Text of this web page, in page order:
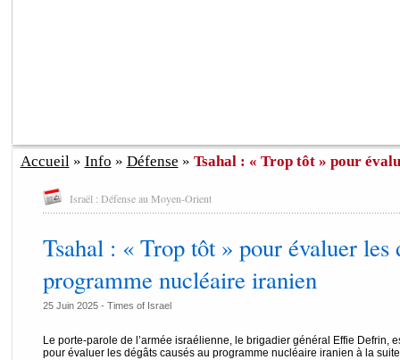
Accueil» Info » Défense » Tsahal : « Trop tôt » pour
Israël : Défense au Moyen-Orient
Tsahal : « Trop tôt » pour évaluer les
programme nucléaire iranien
25 Juin 2025 - Times of Israel
Le porte-parole de l’armée israélienne, le brigadier général Effie Defrin,
pour évaluer les dégâts causés au programme nucléaire iranien à la